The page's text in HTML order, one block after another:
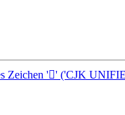
Zeichen '𩮲' ('CJK